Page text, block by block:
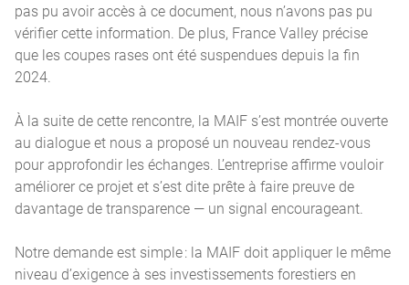
pas pu avoir accès à ce document, nous n’avons pas pu
vérifier cette information. De plus, France Valley précise
que les coupes rases ont été suspendues depuis la fin
2024.
À la suite de cette rencontre, la MAIF s’est montrée ouverte
au dialogue et nous a proposé un nouveau rendez-vous
pour approfondir les échanges. L’entreprise affirme vouloir
améliorer ce projet et s’est dite prête à faire preuve de
davantage de transparence — un signal encourageant.
Notre demande est simple : la MAIF doit appliquer le même
niveau d’exigence à ses investissements forestiers en